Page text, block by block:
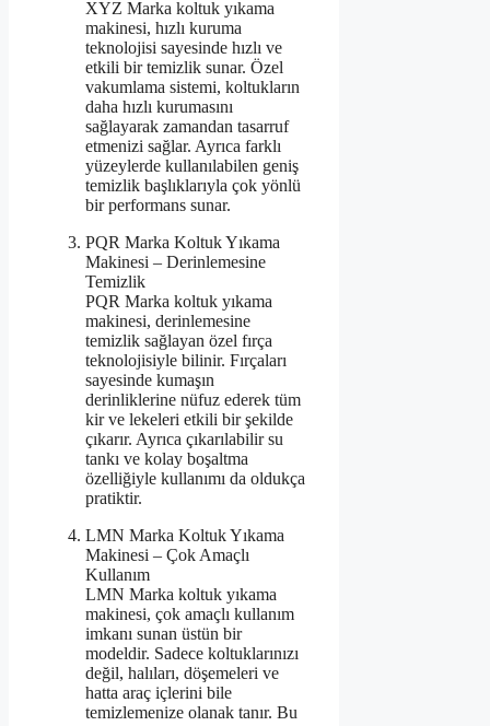
XYZ Marka koltuk yıkama
makinesi, hızlı kuruma
teknolojisi sayesinde hızlı ve
etkili bir temizlik sunar. Özel
vakumlama sistemi, koltukların
daha hızlı kurumasını
sağlayarak zamandan tasarruf
etmenizi sağlar. Ayrıca farklı
yüzeylerde kullanılabilen geniş
temizlik başlıklarıyla çok yönlü
bir performans sunar.
PQR Marka Koltuk Yıkama
Makinesi – Derinlemesine
Temizlik
PQR Marka koltuk yıkama
makinesi, derinlemesine
temizlik sağlayan özel fırça
teknolojisiyle bilinir. Fırçaları
sayesinde kumaşın
derinliklerine nüfuz ederek tüm
kir ve lekeleri etkili bir şekilde
çıkarır. Ayrıca çıkarılabilir su
tankı ve kolay boşaltma
özelliğiyle kullanımı da oldukça
pratiktir.
LMN Marka Koltuk Yıkama
Makinesi – Çok Amaçlı
Kullanım
LMN Marka koltuk yıkama
makinesi, çok amaçlı kullanım
imkanı sunan üstün bir
modeldir. Sadece koltuklarınızı
değil, halıları, döşemeleri ve
hatta araç içlerini bile
temizlemenize olanak tanır. Bu